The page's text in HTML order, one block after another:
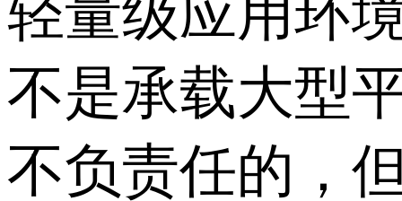
轻量级应用环
不是承载大型
不负责任的，